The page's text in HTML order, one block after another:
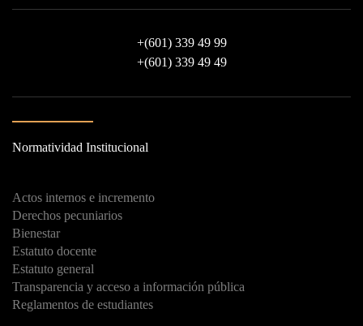
+(601) 339 49 99
+(601) 339 49 49
Normatividad Institucional
Actos internos e incremento
Derechos pecuniarios
Bienestar
Estatuto docente
Estatuto general
Transparencia y acceso a información pública
Reglamentos de estudiantes